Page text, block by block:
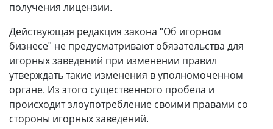
получения лицензии.
Действующая редакция закона "Об игорном
бизнесе" не предусматривают обязательства для
игорных заведений при изменении правил
утверждать такие изменения в уполномоченном
органе. Из этого существенного пробела и
происходит злоупотребление своими правами со
стороны игорных заведений.